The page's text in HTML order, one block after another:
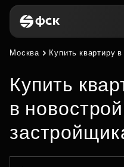
Москва Купить квартиру
Купить
в